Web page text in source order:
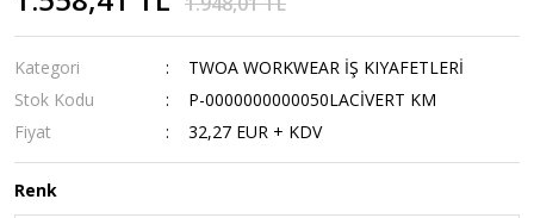
Kategori
TWOA WORKWEAR İŞ KIYAFETLERİ
Stok Kodu
P-0000000000050LACİVERT KM
Fiyat
32,27 EUR + KDV
Renk